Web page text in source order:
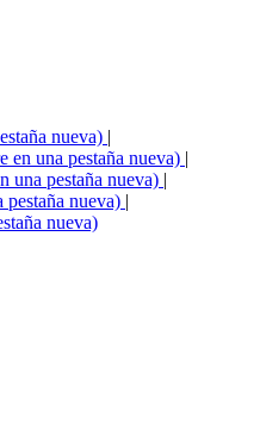
nueva) |
en una pestaña nueva) |
una pestaña nueva) |
pestaña nueva) |
nueva)